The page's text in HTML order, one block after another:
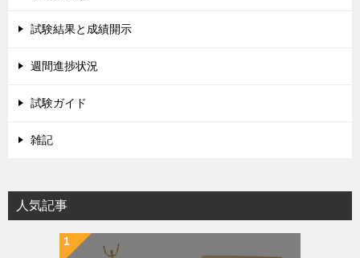
試験結果と成績開示
週間進捗状況
試験ガイド
雑記
人気記事